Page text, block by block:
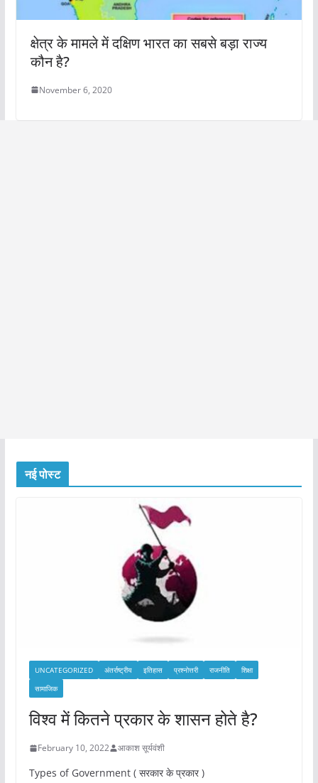
क्षेत्र के मामले में दक्षिण भारत का सबसे बड़ा राज्य
कौन है?
November 6, 2020
नई पोस्ट
UNCATEGORIZED अंतर्राष्ट्रीय इतिहास प्रश्नोत्तरी राजनीति
शिक्षा
सामाजिक
विश्व में कितने प्रकार के शासन होते है?
February 10, 2022 आकाश सूर्यवंशी
Types of Government ( सरकार के प्रकार )